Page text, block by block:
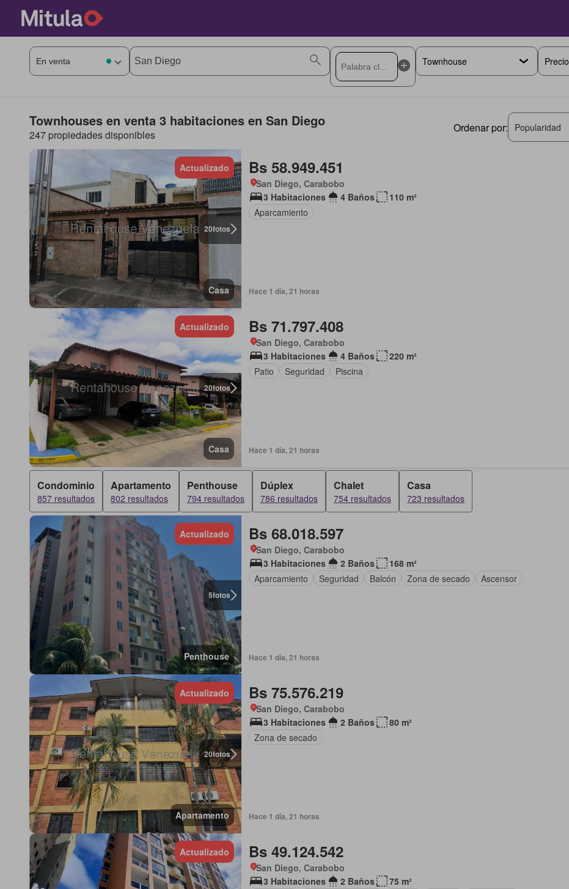
Precio
Townhouses en venta 3 habitaciones en San Diego
247 propiedades disponibles
Ordenar por: Popularidad
20fotos
Actualizado
Casa
Bs 58.949.451
San Diego, Carabobo
3 Habitaciones
4 Baños
110 m²
Aparcamiento
Hace 1 día, 21 horas
20fotos
Actualizado
Casa
Bs 71.797.408
San Diego, Carabobo
3 Habitaciones
4 Baños
220 m²
Patio
Seguridad Piscina
Hace 1 día, 21 horas
Condominio
857 resultados
Apartamento
802 resultados
Penthouse
794 resultados
Dúplex
786 resultados
Chalet
754 resultados
Casa
723 resultados
5fotos
Actualizado
Penthouse
Bs 68.018.597
San Diego, Carabobo
3 Habitaciones
2 Baños
168 m²
Aparcamiento
Seguridad Balcón Zona de secado Ascensor
Hace 1 día, 21 horas
20fotos
Actualizado
Apartamento
Bs 75.576.219
San Diego, Carabobo
3 Habitaciones
2 Baños
80 m²
Zona de secado
Hace 1 día, 21 horas
Actualizado Bs 49.124.542
San Diego, Carabobo
3 Habitaciones
2 Baños
75 m²